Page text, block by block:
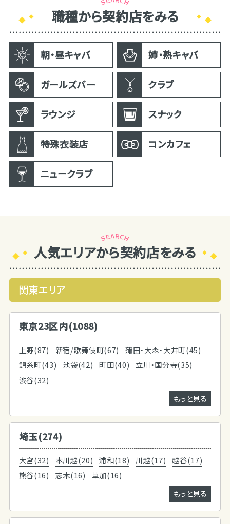
職種から契約店をみる
朝・昼キャバ 姉・熟キャバ
ガールズバー クラブ
ラウンジ スナック
特殊衣装店 コンカフェ
ニュークラブ
人気エリアから契約店をみる
関東エリア
東京23区内(1088)
上野(87) 新宿/歌舞伎町(67)
蒲田・大森・大井町(45)
錦糸町(43)
池袋(42) 町田(40)
立川・国分寺(35)
渋谷(32)
もっと見る
埼玉(274)
大宮(32) 本川越(20) 浦和(18) 川越(17)
越谷(17)
熊谷(16)
志木(16)
草加(16)
もっと見る